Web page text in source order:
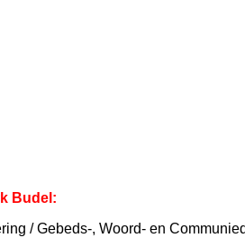
Budel:
/ Gebeds-, Woord- en